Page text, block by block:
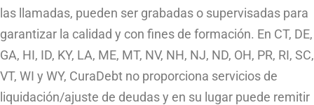
las llamadas, pueden ser grabadas o supervisadas para
garantizar la calidad y con fines de formación. En CT, DE,
GA, HI, ID, KY, LA, ME, MT, NV, NH, NJ, ND, OH, PR, RI, SC,
VT, WI y WY, CuraDebt no proporciona servicios de
liquidación/ajuste de deudas y en su lugar puede remitir